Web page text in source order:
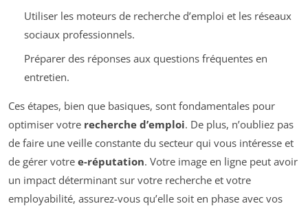
Utiliser les moteurs de recherche d’emploi et les réseaux
sociaux professionnels.
Préparer des réponses aux questions fréquentes en
entretien.
Ces étapes, bien que basiques, sont fondamentales pour
optimiser votre recherche d’emploi. De plus, n’oubliez pas
de faire une veille constante du secteur qui vous intéresse et
de gérer votre e-réputation. Votre image en ligne peut avoir
un impact déterminant sur votre recherche et votre
employabilité, assurez-vous qu’elle soit en phase avec vos